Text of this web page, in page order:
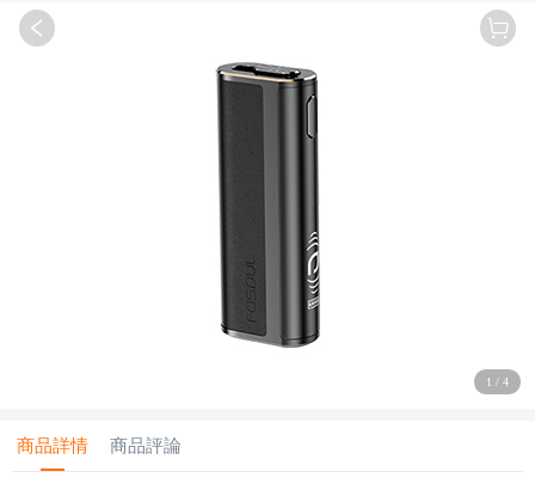
1 / 4
商品詳情 商品評論